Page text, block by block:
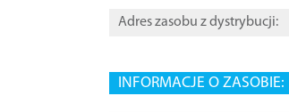
Adres zasobu z dystrybucji:
INFORMACJE O ZASOBIE: